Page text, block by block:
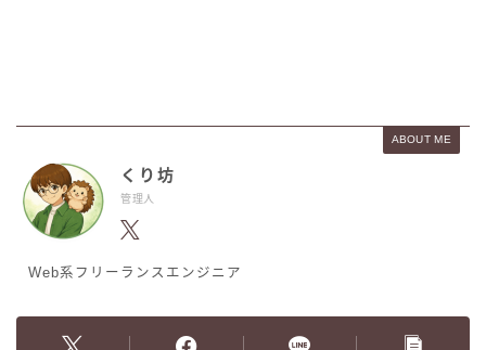
ABOUT ME
くり坊
管理人
Web系フリーランスエンジニア